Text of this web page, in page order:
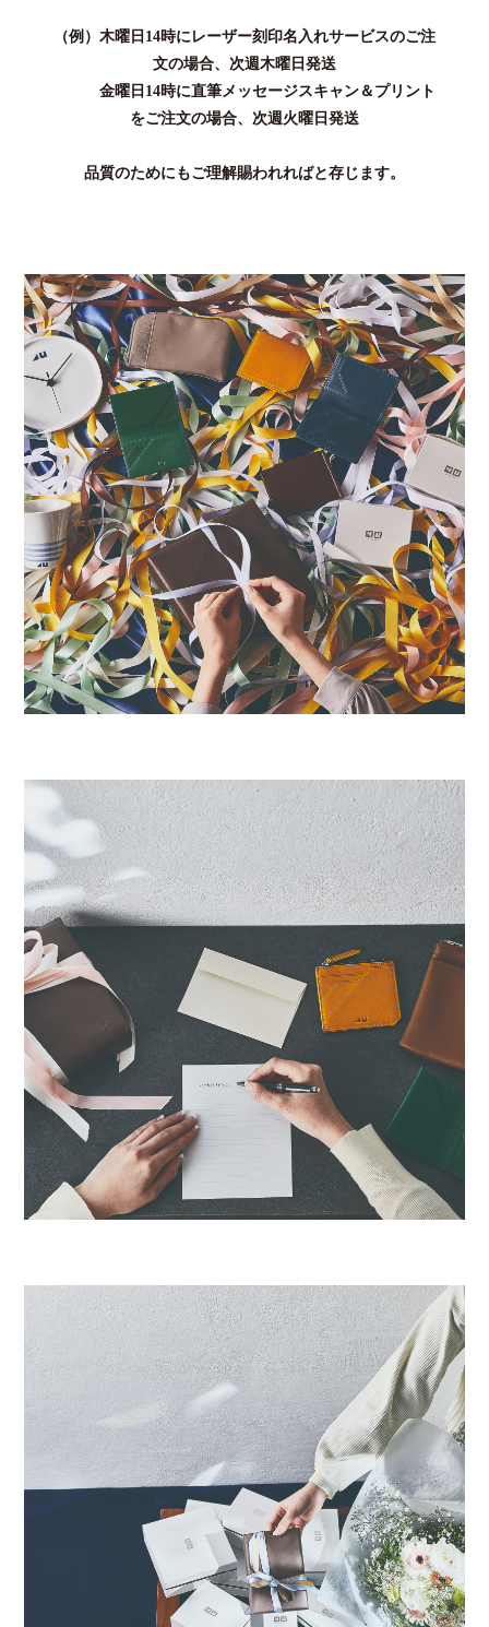
（例）木曜日14時にレーザー刻印名入れサービスのご注
文の場合、次週木曜日発送
金曜日14時に直筆メッセージスキャン＆プリント
をご注文の場合、次週火曜日発送
品質のためにもご理解賜われればと存じます。